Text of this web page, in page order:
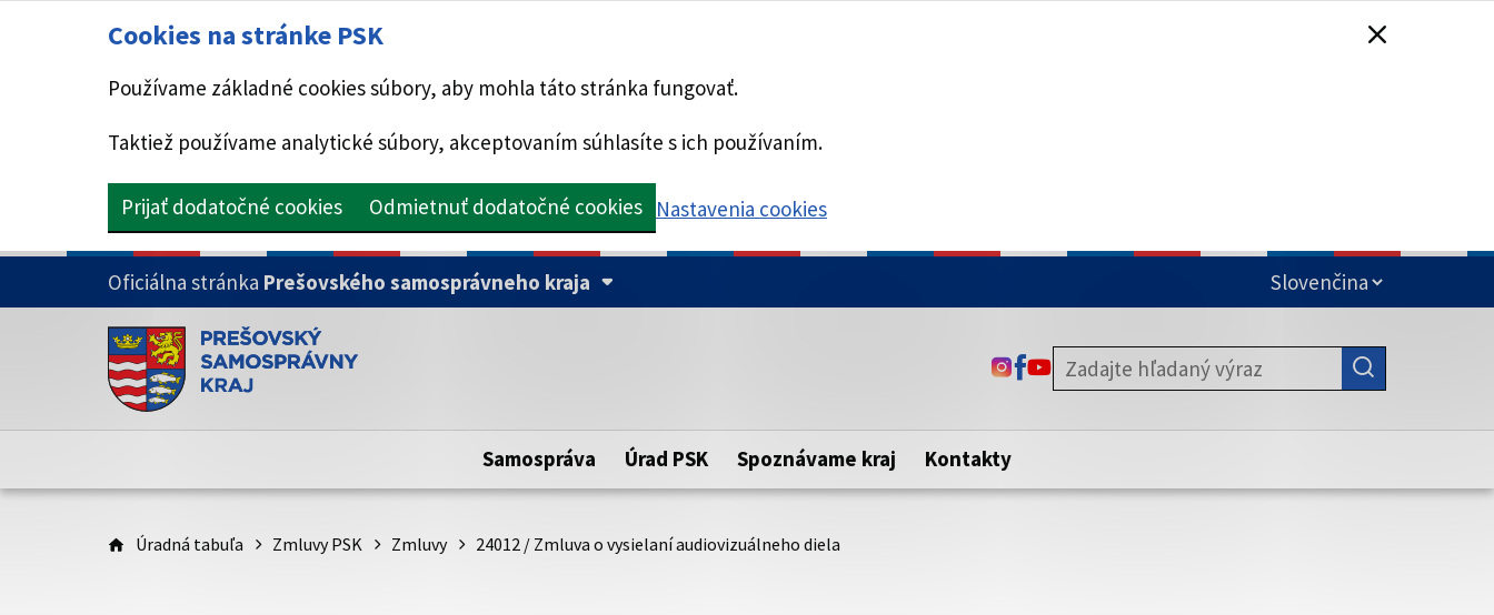
Cookies na stránke PSK
Používame základné cookies súbory, aby mohla táto stránka fungovať.
Taktiež používame analytické súbory, akceptovaním súhlasíte s ich používaním.
Prijať dodatočné cookies Odmietnuť dodatočné cookies Nastavenia cookies
PRESKOČIŤ NA HLAVNÝ OBSAH
Oficiálna stránka Prešovského samosprávneho kraja
Doména psk.sk je oficiálna
Toto je oficiálna webová stránka Prešovského samosprávneho kraja.
Táto stránka je zabezpečená
zabezpečenú webovú stránku. Zabezpečená stránka vždy začína
https:// pred názvom domény webového sídla.
ODKAZ SA OTVORÍ NA NOVEJ KARTE
ODKAZ SA OTVORÍ NA NOVEJ KARTE
ODKAZ SA OTVORÍ NA NOVEJ KARTE
Samospráva Úrad PSK Spoznávame kraj Kontakty
Úradná tabuľa Zmluvy PSK Zmluvy 24012 / Zmluva o vysielaní audiovizuálneho diela